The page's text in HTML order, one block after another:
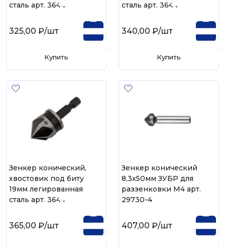
сталь арт. 36445
325,00 ₽/шт
Купить
сталь арт. 36446
340,00 ₽/шт
Купить
Зенкер конический,
хвостовик под биту
19мм легированная
сталь арт. 36447
365,00 ₽/шт
Зенкер конический
8,3х50мм ЗУБР для
раззенковки М4 арт.
29730-4
407,00 ₽/шт